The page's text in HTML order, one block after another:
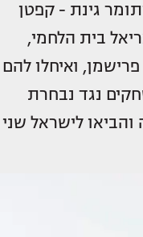
גינת - קפטן
בית הלחמי,
ואיחלו להם
נגד נבחרת
לישראל שני